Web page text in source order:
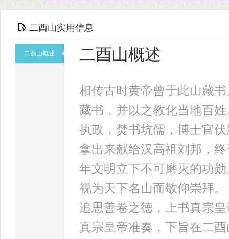
二酉山实用信息
二酉山概述 二酉山概述
相传古时黄帝曾于此山藏
藏书，并以之教化当地百
执政，焚书坑儒，博士官
拿出来献给汉高祖刘邦，
年文明立下不可磨灭的功
视为天下名山而敬仰崇拜
追思善卷之德，上书真宗
真宗皇帝准奏，下旨在二